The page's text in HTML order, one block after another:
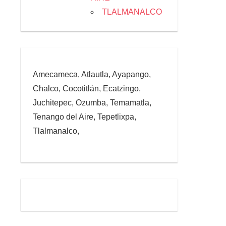
TLALMANALCO
Amecameca, Atlautla, Ayapango,
Chalco, Cocotitlán, Ecatzingo,
Juchitepec, Ozumba, Temamatla,
Tenango del Aire, Tepetlixpa,
Tlalmanalco,